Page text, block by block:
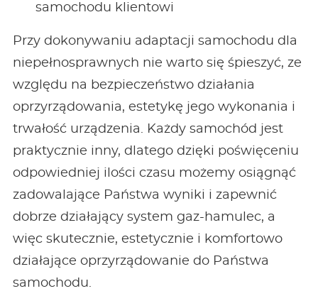
samochodu klientowi
Przy dokonywaniu adaptacji samochodu dla
niepełnosprawnych nie warto się śpieszyć, ze
względu na bezpieczeństwo działania
oprzyrządowania, estetykę jego wykonania i
trwałość urządzenia. Każdy samochód jest
praktycznie inny, dlatego dzięki poświęceniu
odpowiedniej ilości czasu możemy osiągnąć
zadowalające Państwa wyniki i zapewnić
dobrze działający system gaz-hamulec, a
więc skutecznie, estetycznie i komfortowo
działające oprzyrządowanie do Państwa
samochodu.